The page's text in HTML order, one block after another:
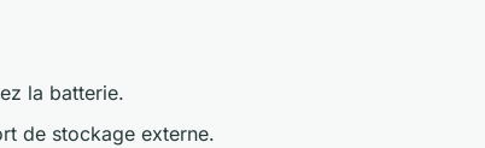
la batterie.
de stockage externe.